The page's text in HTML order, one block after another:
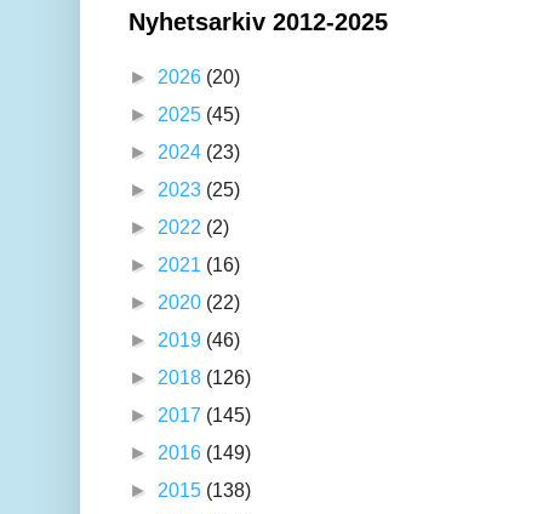
Nyhetsarkiv 2012-2025
► 2026 (20)
► 2025 (45)
► 2024 (23)
► 2023 (25)
► 2022 (2)
► 2021 (16)
► 2020 (22)
► 2019 (46)
► 2018 (126)
► 2017 (145)
► 2016 (149)
► 2015 (138)